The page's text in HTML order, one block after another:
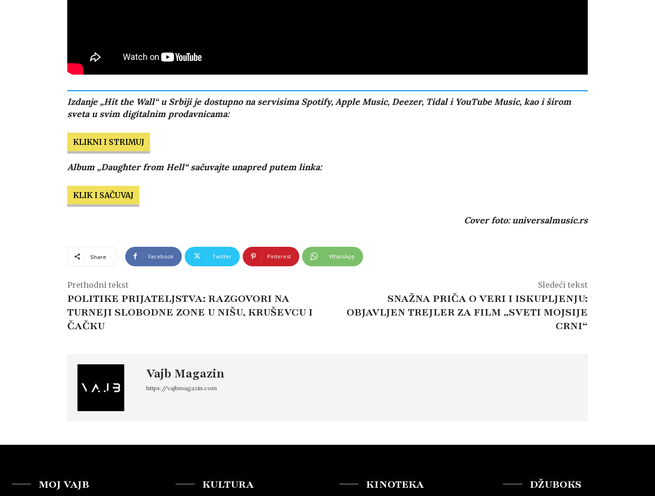
Izdanje „Hit the Wall“ u Srbiji je dostupno na servisima Spotify, Apple Music, Deezer, Tidal i YouTube Music, kao i širom
sveta u svim digitalnim prodavnicama:
KLIKNI I STRIMUJ
Album „Daughter from Hell“ sačuvajte unapred putem linka:
KLIK I SAČUVAJ
Cover foto: universalmusic.rs
Share Facebook Twitter Pinterest WhatsApp
Prethodni tekst
POLITIKE PRIJATELJSTVA: RAZGOVORI NA
TURNEJI SLOBODNE ZONE U NIŠU, KRUŠEVCU I
ČAČKU
Sledeći tekst
SNAŽNA PRIČA O VERI I ISKUPLJENJU:
OBJAVLJEN TREJLER ZA FILM „SVETI MOJSIJE
CRNI“
Vajb Magazin
https://vajbmagazin.com
MOJ VAJB KULTURA KINOTEKA DŽUBOKS